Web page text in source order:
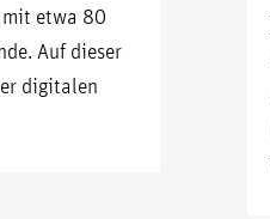
mit etwa 80
Auf dieser
digitalen